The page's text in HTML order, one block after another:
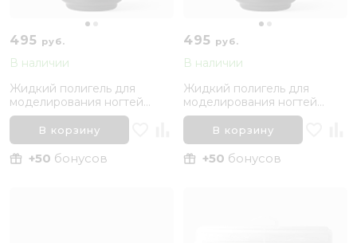
495 руб.
В наличии
Жидкий полигель для
моделирования ногтей
«ShapeNail» Kapous,
Прозрачный
В корзину
+50 бонусов
495 руб.
В наличии
Жидкий полигель для
моделирования ногтей
«ShapeNail» Kapous,
Королевская сакура
В корзину
+50 бонусов